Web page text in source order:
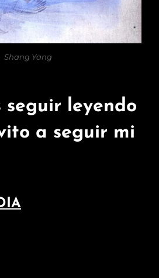
Shang Yang
seguir leyendo
a seguir mi